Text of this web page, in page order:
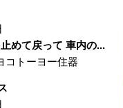
めて戻って 車内の...
コトーヨー住器